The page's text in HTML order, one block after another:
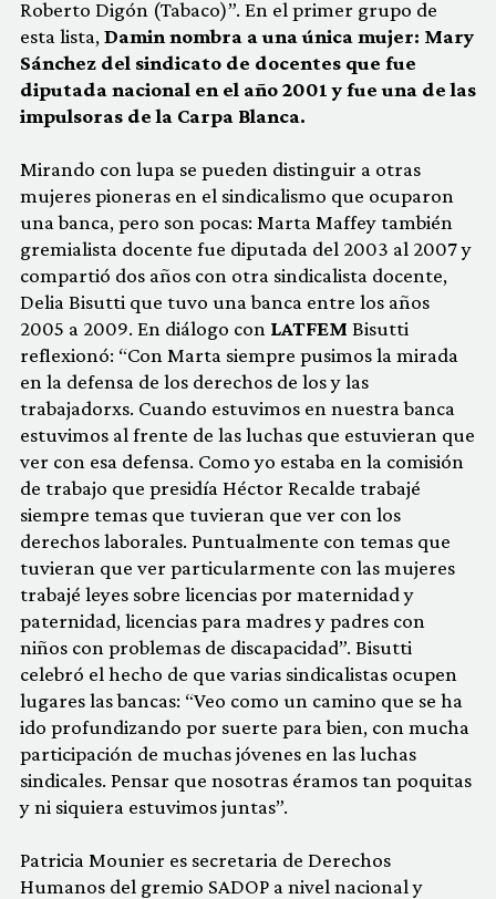
Roberto Digón (Tabaco)”. En el primer grupo de
esta lista, Damin nombra a una única mujer: Mary
Sánchez del sindicato de docentes que fue
diputada nacional en el año 2001 y fue una de las
impulsoras de la Carpa Blanca.
Mirando con lupa se pueden distinguir a otras
mujeres pioneras en el sindicalismo que ocuparon
una banca, pero son pocas: Marta Maffey también
gremialista docente fue diputada del 2003 al 2007 y
compartió dos años con otra sindicalista docente,
Delia Bisutti que tuvo una banca entre los años
2005 a 2009. En diálogo con LATFEM Bisutti
reflexionó: “Con Marta siempre pusimos la mirada
en la defensa de los derechos de los y las
trabajadorxs. Cuando estuvimos en nuestra banca
estuvimos al frente de las luchas que estuvieran que
ver con esa defensa. Como yo estaba en la comisión
de trabajo que presidía Héctor Recalde trabajé
siempre temas que tuvieran que ver con los
derechos laborales. Puntualmente con temas que
tuvieran que ver particularmente con las mujeres
trabajé leyes sobre licencias por maternidad y
paternidad, licencias para madres y padres con
niños con problemas de discapacidad”. Bisutti
celebró el hecho de que varias sindicalistas ocupen
lugares las bancas: “Veo como un camino que se ha
ido profundizando por suerte para bien, con mucha
participación de muchas jóvenes en las luchas
sindicales. Pensar que nosotras éramos tan poquitas
y ni siquiera estuvimos juntas”.
Patricia Mounier es secretaria de Derechos
Humanos del gremio SADOP a nivel nacional y